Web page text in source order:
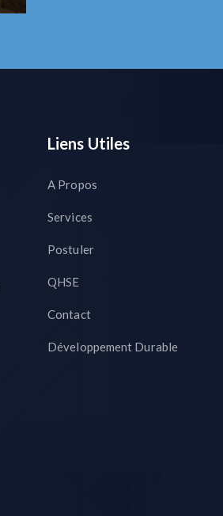
Liens Utiles
A Propos
Services
Postuler
QHSE
Contact
Développement Durable